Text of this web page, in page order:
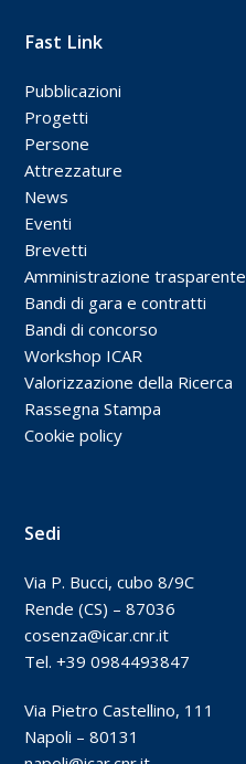
Fast Link
Pubblicazioni
Progetti
Persone
Attrezzature
News
Eventi
Brevetti
Amministrazione trasparente
Bandi di gara e contratti
Bandi di concorso
Workshop ICAR
Valorizzazione della Ricerca
Rassegna Stampa
Cookie policy
Sedi
Via P. Bucci, cubo 8/9C
Rende (CS) – 87036
cosenza@icar.cnr.it
Tel. +39 0984493847
Via Pietro Castellino, 111
Napoli – 80131